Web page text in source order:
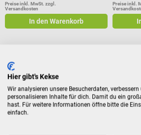
Preise inkl. MwSt. zzgl.
Versandkosten
In den Warenkorb
Preise inkl.
ARKY
AED-Schrank mit Alarm für den
Innenbereich
Zur alarmgesicherten
Aufbewahrung im Innenbereich
Zur
Hier gibt's Kekse
Wir analysieren unsere Besucherdaten,
personalisieren Inhalte für dich. Damit du ein
hast. Für weitere Informationen öffne bitte die
einfach.